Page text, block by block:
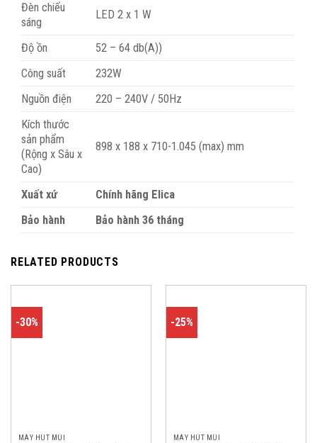
Đèn chiếu
sáng
LED 2 x 1 W
Độ ồn
52 – 64 db(A))
Công suất
232W
Nguồn điện
220 – 240V / 50Hz
Kích thước
sản phẩm
(Rộng x Sâu x
Cao)
898 x 188 x 710-1.045 (max) mm
Xuất xứ
Chính hãng Elica
Bảo hành
Bảo hành 36 tháng
RELATED PRODUCTS
-30%
MÁY HÚT MÙI
-25%
MÁY HÚT MÙI